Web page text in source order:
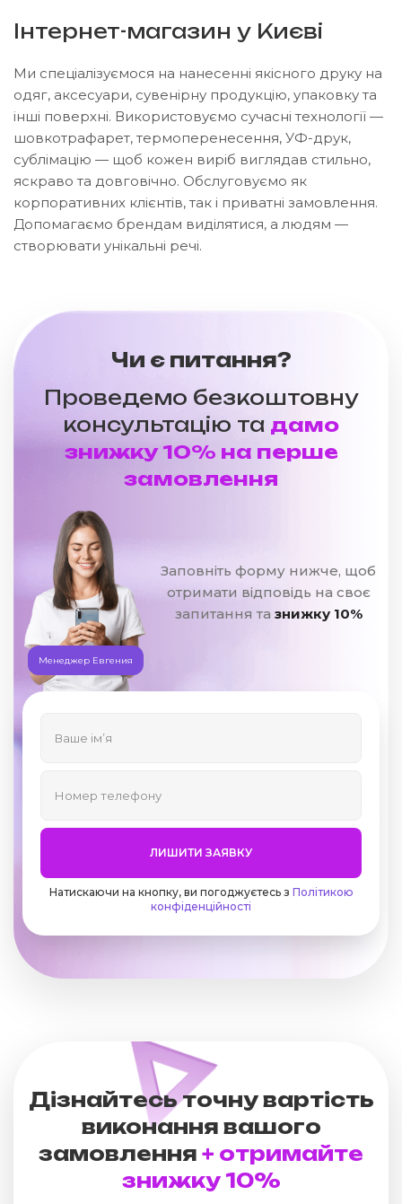
Інтернет-магазин у Києві
Ми спеціалізуємося на нанесенні якісного друку на
одяг, аксесуари, сувенірну продукцію, упаковку та
інші поверхні. Використовуємо сучасні технології —
шовкотрафарет, термоперенесення, УФ-друк,
сублімацію — щоб кожен виріб виглядав стильно,
яскраво та довговічно. Обслуговуємо як
корпоративних клієнтів, так і приватні замовлення.
Допомагаємо брендам виділятися, а людям —
створювати унікальні речі.
Чи є питання?
Проведемо безкоштовну
консультацію та дамо
знижку 10% на перше
замовлення
Менеджер Евгения
Заповніть форму нижче, щоб
отримати відповідь на своє
запитання та знижку 10%
Натискаючи на кнопку, ви погоджуєтесь з Політикою
конфіденційності
ЛИШИТИ ЗАЯВКУ
Дізнайтесь точну вартість
виконання вашого
замовлення + отримайте
знижку 10%